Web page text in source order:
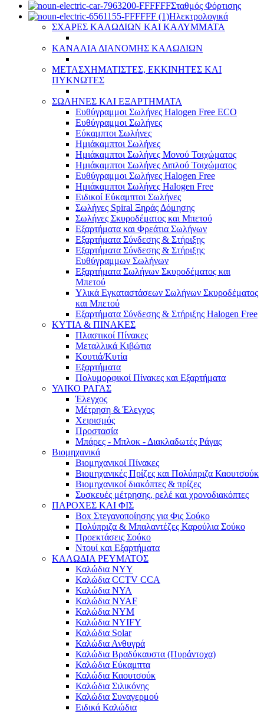
Σταθμός Φόρτισης
Ηλεκτρολογικά
ΣΧΑΡΕΣ ΚΑΛΩΔΙΩΝ ΚΑΙ ΚΑΛΥΜΜΑΤΑ
ΚΑΝΑΛΙΑ ΔΙΑΝΟΜΗΣ ΚΑΛΩΔΙΩΝ
ΜΕΤΑΣΧΗΜΑΤΙΣΤΕΣ, ΕΚΚΙΝΗΤΕΣ ΚΑΙ
ΠΥΚΝΩΤΕΣ
ΣΩΛΗΝΕΣ ΚΑΙ ΕΞΑΡΤΗΜΑΤΑ
Ευθύγραμμοι Σωλήνες Halogen Free ECO
Ευθύγραμμοι Σωλήνες
Εύκαμπτοι Σωλήνες
Ημιάκαμπτοι Σωλήνες
Ημιάκαμπτοι Σωλήνες Μονού Τοιχώματος
Ημιάκαμπτοι Σωλήνες Διπλού Τοιχώματος
Ευθύγραμμοι Σωλήνες Halogen Free
Ημιάκαμπτοι Σωλήνες Halogen Free
Ειδικοί Εύκαμπτοι Σωλήνες
Σωλήνες Spiral Ξηράς Δόμησης
Σωλήνες Σκυροδέματος και Μπετού
Εξαρτήματα και Φρεάτια Σωλήνων
Εξαρτήματα Σύνδεσης & Στήριξης
Εξαρτήματα Σύνδεσης & Στήριξης
Ευθύγραμμων Σωλήνων
Εξαρτήματα Σωλήνων Σκυροδέματος και
Μπετού
Υλικά Εγκαταστάσεων Σωλήνων Σκυροδέματος
και Μπετού
Εξαρτήματα Σύνδεσης & Στήριξης Halogen Free
ΚΥΤΙΑ & ΠΙΝΑΚΕΣ
Πλαστικοί Πίνακες
Μεταλλικά Κιβώτια
Κουτιά/Κυτία
Εξαρτήματα
Πολυμορφικοί Πίνακες και Εξαρτήματα
ΥΛΙΚΟ ΡΑΓΑΣ
Έλεγχος
Μέτρηση & Έλεγχος
Χειρισμός
Προστασία
Μπάρες - Μπλοκ - Διακλαδωτές Ράγας
Βιομηχανικά
Βιομηχανικοί Πίνακες
Βιομηχανικές Πρίζες και Πολύπριζα Καουτσούκ
Βιομηχανικοί διακόπτες & πρίζες
Συσκευές μέτρησης, ρελέ και χρονοδιακόπτες
ΠΑΡΟΧΕΣ ΚΑΙ ΦΙΣ
Box Στεγανοποίησης για Φις Σούκο
Πολύπριζα & Μπαλαντέζες Καρούλια Σούκο
Προεκτάσεις Σούκο
Ντουί και Εξαρτήματα
ΚΑΛΩΔΙΑ ΡΕΥΜΑΤΟΣ
Καλώδια NYY
Καλώδια CCTV CCA
Καλώδια NYA
Καλώδια NYAF
Καλώδια NYM
Καλώδια NYIFY
Καλώδια Solar
Καλώδια Ανθυγρά
Καλώδια Βραδύκαυστα (Πυράντοχα)
Καλώδια Εύκαμπτα
Καλώδια Καουτσούκ
Καλώδια Σιλικόνης
Καλώδια Συναγερμού
Ειδικά Καλώδια